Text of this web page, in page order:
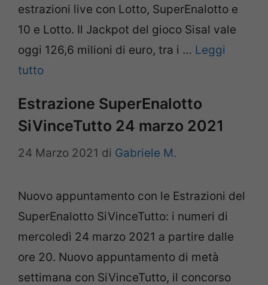
estrazioni live con Lotto, SuperEnalotto e
10 e Lotto. Il Jackpot del gioco Sisal vale
oggi 126,6 milioni di euro, tra i … Leggi
tutto
Estrazione SuperEnalotto
SiVinceTutto 24 marzo 2021
24 Marzo 2021 di Gabriele M.
Nuovo appuntamento con le Estrazioni del
SuperEnalotto SiVinceTutto: i numeri di
mercoledì 24 marzo 2021 a partire dalle
ore 20. Nuovo appuntamento di metà
settimana con SiVinceTutto, il concorso